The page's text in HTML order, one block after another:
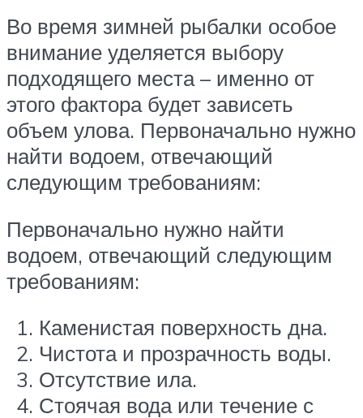
Во время зимней рыбалки особое
внимание уделяется выбору
подходящего места – именно от
этого фактора будет зависеть
объем улова. Первоначально нужно
найти водоем, отвечающий
следующим требованиям:
Первоначально нужно найти
водоем, отвечающий следующим
требованиям:
Каменистая поверхность дна.
Чистота и прозрачность воды.
Отсутствие ила.
Стоячая вода или течение с